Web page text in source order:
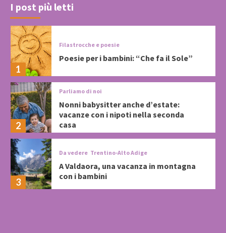
I post più letti
1
Filastrocche e poesie
Poesie per i bambini: “Che fa il Sole”
2
Parliamo di noi
Nonni babysitter anche d’estate:
vacanze con i nipoti nella seconda
casa
3
Da vedere Trentino-Alto Adige
A Valdaora, una vacanza in montagna
con i bambini